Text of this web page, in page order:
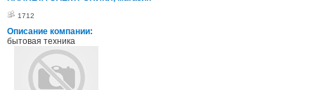
1712
Описание компании:
бытовая техника